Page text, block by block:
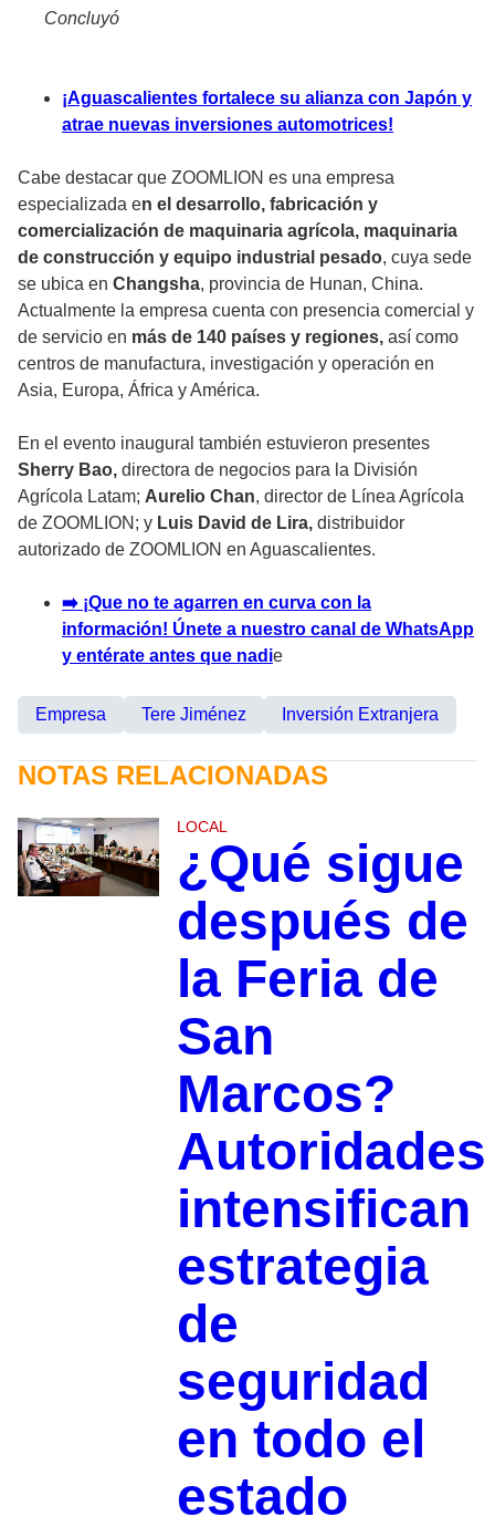
Concluyó
¡Aguascalientes fortalece su alianza con Japón y
atrae nuevas inversiones automotrices!
Cabe destacar que ZOOMLION es una empresa
especializada en el desarrollo, fabricación y
comercialización de maquinaria agrícola, maquinaria
de construcción y equipo industrial pesado, cuya sede
se ubica en Changsha, provincia de Hunan, China.
Actualmente la empresa cuenta con presencia comercial y
de servicio en más de 140 países y regiones, así como
centros de manufactura, investigación y operación en
Asia, Europa, África y América.
En el evento inaugural también estuvieron presentes
Sherry Bao, directora de negocios para la División
Agrícola Latam; Aurelio Chan, director de Línea Agrícola
de ZOOMLION; y Luis David de Lira, distribuidor
autorizado de ZOOMLION en Aguascalientes.
➡️ ¡Que no te agarren en curva con la
información! Únete a nuestro canal de WhatsApp
y entérate antes que nadie
Empresa Tere Jiménez Inversión Extranjera
NOTAS RELACIONADAS
LOCAL
¿Qué sigue
después de
la Feria de
San
Marcos?
Autoridades
intensifican
estrategia
de
seguridad
en todo el
estado